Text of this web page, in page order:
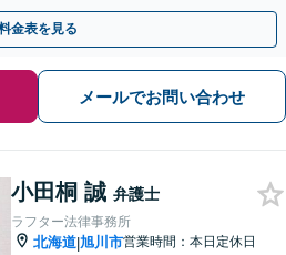
応】
金表を見る
メールでお問い合わせ
小田桐 誠 弁護士
ラフター法律事務所
北海道|旭川市営業時間：本日定休日